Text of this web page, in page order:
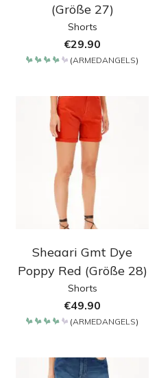
(Größe 27)
Shorts
€29.90
(ARMEDANGELS)
Sheaari Gmt Dye
Poppy Red (Größe 28)
Shorts
€49.90
(ARMEDANGELS)